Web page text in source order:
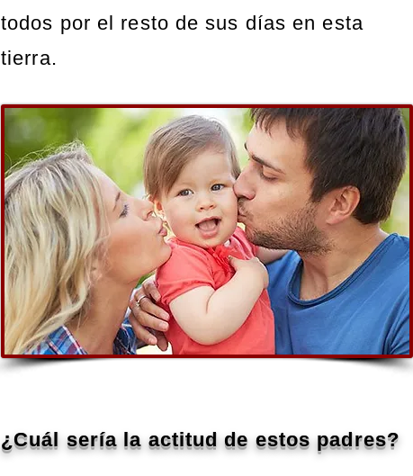
todos por el resto de sus días en esta
tierra.
¿Cuál sería la actitud de estos padres?